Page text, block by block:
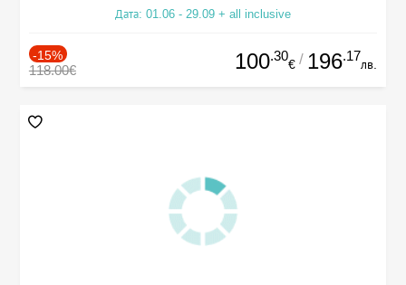
Дата: 01.06 - 29.09 + all inclusive
-15%
118.00€ 100.30
€ / 196.17
лв.